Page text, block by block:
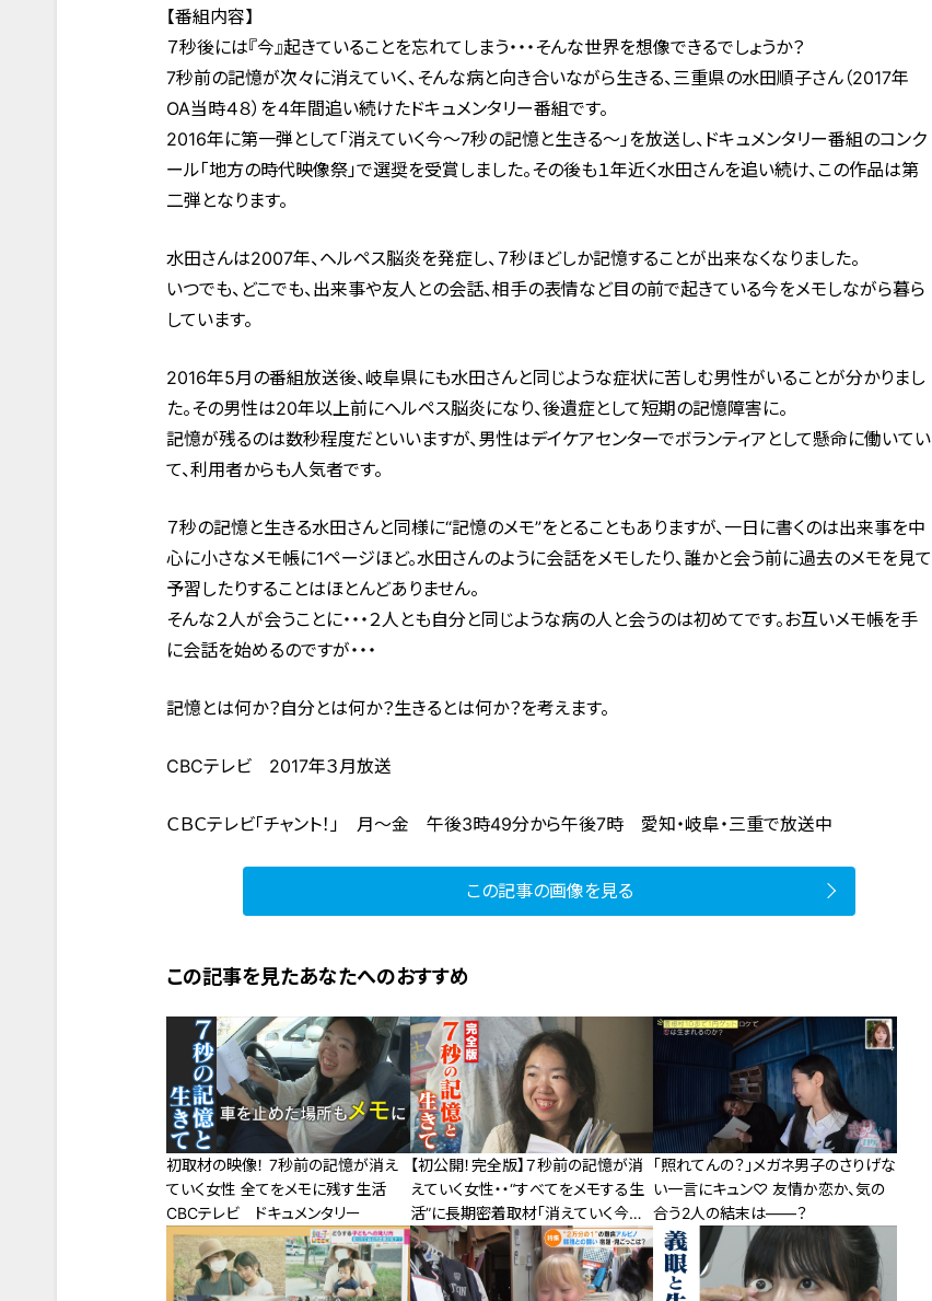
【番組内容】
７秒後には『今』起きていることを忘れてしまう・・・そんな世界を想像できるでしょうか？
7秒前の記憶が次々に消えていく、そんな病と向き合いながら生きる、三重県の水田順子さん（2017年
OA当時４８）を４年間追い続けたドキュメンタリー番組です。
2016年に第一弾として「消えていく今～7秒の記憶と生きる～」を放送し、ドキュメンタリー番組のコンク
ール「地方の時代映像祭」で選奨を受賞しました。その後も１年近く水田さんを追い続け、この作品は第
二弾となります。
水田さんは2007年、ヘルペス脳炎を発症し、７秒ほどしか記憶することが出来なくなりました。
いつでも、どこでも、出来事や友人との会話、相手の表情など目の前で起きている今をメモしながら暮ら
しています。
2016年5月の番組放送後、岐阜県にも水田さんと同じような症状に苦しむ男性がいることが分かりまし
た。その男性は20年以上前にヘルペス脳炎になり、後遺症として短期の記憶障害に。
記憶が残るのは数秒程度だといいますが、男性はデイケアセンターでボランティアとして懸命に働いてい
て、利用者からも人気者です。
７秒の記憶と生きる水田さんと同様に“記憶のメモ”をとることもありますが、一日に書くのは出来事を中
心に小さなメモ帳に1ページほど。水田さんのように会話をメモしたり、誰かと会う前に過去のメモを見て
予習したりすることはほとんどありません。
そんな２人が会うことに・・・２人とも自分と同じような病の人と会うのは初めてです。お互いメモ帳を手
に会話を始めるのですが・・・
記憶とは何か？自分とは何か？生きるとは何か？を考えます。
CBCテレビ 2017年３月放送
ＣＢＣテレビ「チャント！」 月～金 午後3時49分から午後7時 愛知・岐阜・三重で放送中
この記事の画像を見る
この記事を見たあなたへのおすすめ
初取材の映像！ 7秒前の記憶が消え
ていく女性 全てをメモに残す生活
CBCテレビ ドキュメンタリー
【初公開！完全版】７秒前の記憶が消
えていく女性・・“すべてをメモする生
活”に長期密着取材「消えていく今～7
秒の記憶と生きる～」
「照れてんの？」メガネ男子のさりげな
い一言にキュン♡ 友情か恋か、気の
合う2人の結末は――？